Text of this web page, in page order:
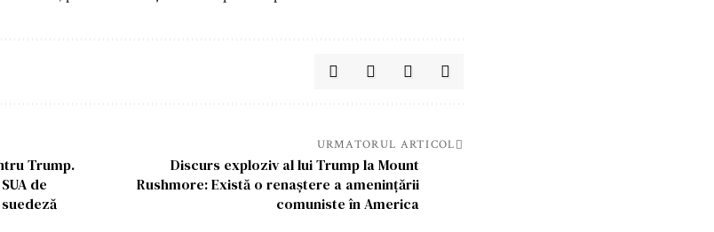
Trump.
de
URMATORUL ARTICOL
Discurs exploziv al lui Trump la Mount
Rushmore: Există o renaștere a amenințării
comuniste în America